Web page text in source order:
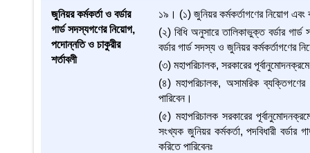
জুনিয়র কর্মকর্তা ও বর্ডার
গার্ড সদস্যগণের নিয়োগ,
পদোন্নতি ও চাকুরীর
শর্তাবলী
১৯। (১) জুনিয়র কর্মকর্তাগণের নিয়োগ এবং
(২) বিধি অনুসারে তালিকাভুক্ত বর্ডার
বর্ডার গার্ড সদস্য ও জুনিয়র কর্মকর্তাগণের
(৩) মহাপরিচালক, সরকারের
(৪) মহাপরিচালক, অসামরিক
পারিবেন।
(৫) মহাপরিচালক সরকারের
সংখ্যক জুনিয়র কর্মকর্তা, পদবিধারী
করিতে পারিবেনঃ